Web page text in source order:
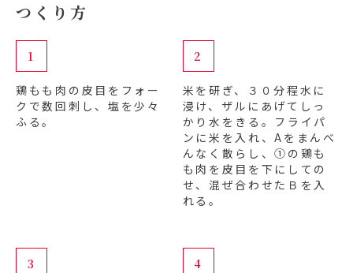
つくり方
1
鶏もも肉の皮目をフォー
クで数回刺し、塩を少々
ふる。
2
米を研ぎ、３０分程水に
浸け、ザルにあげてしっ
かり水をきる。フライパ
ンに米を入れ、Aをまんべ
んなく散らし、①の鶏も
も肉を皮目を下にしての
せ、混ぜ合わせたＢを入
れる。
3 4